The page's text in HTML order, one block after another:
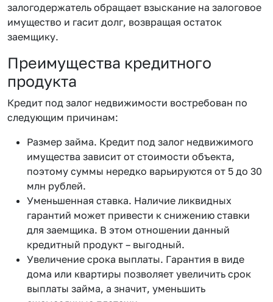
залогодержатель обращает взыскание на залоговое
имущество и гасит долг, возвращая остаток
заемщику.
Преимущества кредитного
продукта
Кредит под залог недвижимости востребован по
следующим причинам:
Размер займа. Кредит под залог недвижимого
имущества зависит от стоимости объекта,
поэтому суммы нередко варьируются от 5 до 30
млн рублей.
Уменьшенная ставка. Наличие ликвидных
гарантий может привести к снижению ставки
для заемщика. В этом отношении данный
кредитный продукт – выгодный.
Увеличение срока выплаты. Гарантия в виде
дома или квартиры позволяет увеличить срок
выплаты займа, а значит, уменьшить